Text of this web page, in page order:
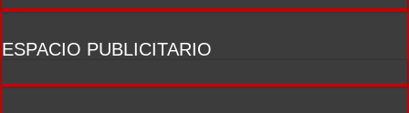
ESPACIO PUBLICITARIO